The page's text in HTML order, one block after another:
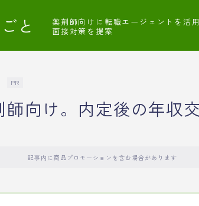
と
薬剤師向けに転職エージェントを活
面接対策を提案
PR
師向け。内定後の年収
記事内に商品プロモーションを含む場合があります